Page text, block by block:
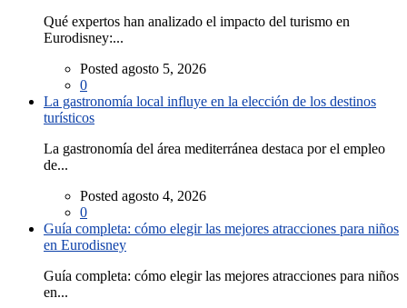
Qué expertos han analizado el impacto del turismo en
Eurodisney:...
Posted agosto 5, 2026
0
La gastronomía local influye en la elección de los destinos
turísticos
La gastronomía del área mediterránea destaca por el empleo
de...
Posted agosto 4, 2026
0
Guía completa: cómo elegir las mejores atracciones para niños
en Eurodisney
Guía completa: cómo elegir las mejores atracciones para niños
en...